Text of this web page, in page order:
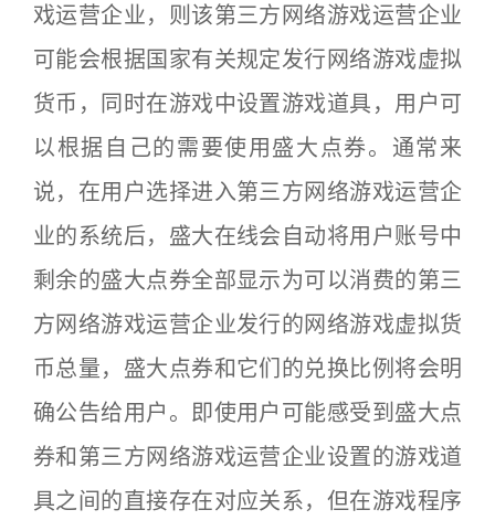
戏运营企业，则该第三方网络游戏运营企业
可能会根据国家有关规定发行网络游戏虚拟
货币，同时在游戏中设置游戏道具，用户可
以根据自己的需要使用盛大点券。通常来
说，在用户选择进入第三方网络游戏运营企
业的系统后，盛大在线会自动将用户账号中
剩余的盛大点券全部显示为可以消费的第三
方网络游戏运营企业发行的网络游戏虚拟货
币总量，盛大点券和它们的兑换比例将会明
确公告给用户。即使用户可能感受到盛大点
券和第三方网络游戏运营企业设置的游戏道
具之间的直接存在对应关系，但在游戏程序